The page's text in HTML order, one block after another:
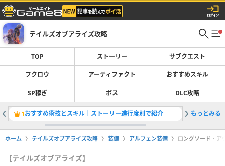
テイルズオブアライズ攻略
TOP ストーリー サブクエスト
フクロウ アーティファクト おすすめスキル
SP稼ぎ ボス DLC攻略
1おすすめ術技とスキル｜ストーリー進行度別で紹介 2エンデ
もっとみる
ホーム テイルズオブアライズ攻略 装備 アルフェン装備 ロングソード・ア
【テイルズオブアライズ】